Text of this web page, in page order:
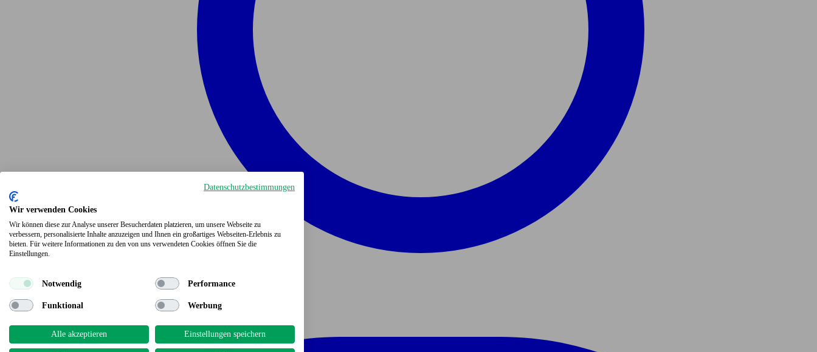
Datenschutzbestimmungen
Wir verwenden Cookies
Wir können diese zur Analyse unserer Besucherdaten platzieren, um unsere Webseite zu
verbessern, personalisierte Inhalte anzuzeigen und Ihnen ein großartiges Webseiten-Erlebnis zu
bieten. Für weitere Informationen zu den von uns verwendeten Cookies öffnen Sie die
Einstellungen.
Notwendig Performance
Funktional Werbung
Alle akzeptieren Einstellungen speichern